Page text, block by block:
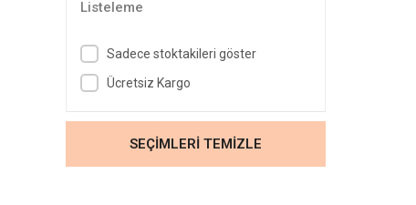
Listeleme
Sadece stoktakileri göster
Ücretsiz Kargo
SEÇİMLERİ TEMİZLE